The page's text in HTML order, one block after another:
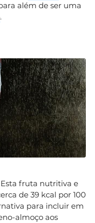
além de ser uma
.
Esta fruta nutritiva e
de 39 kcal por 100
para incluir em
almoço aos